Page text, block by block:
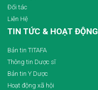
Đối tác
Liên Hệ
TIN TỨC & HOẠT ĐỘNG
Bản tin TITAFA
Thông tin Dược sĩ
Bản tin Y Dược
Hoạt động xã hội